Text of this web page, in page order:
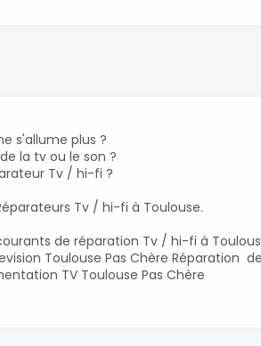
s'allume plus ?
la tv ou le son ?
Tv / hi-fi ?
Tv / hi-fi à Toulouse.
de réparation Tv / hi-fi à
Toulouse Pas Chère Réparation
TV Toulouse Pas Chère